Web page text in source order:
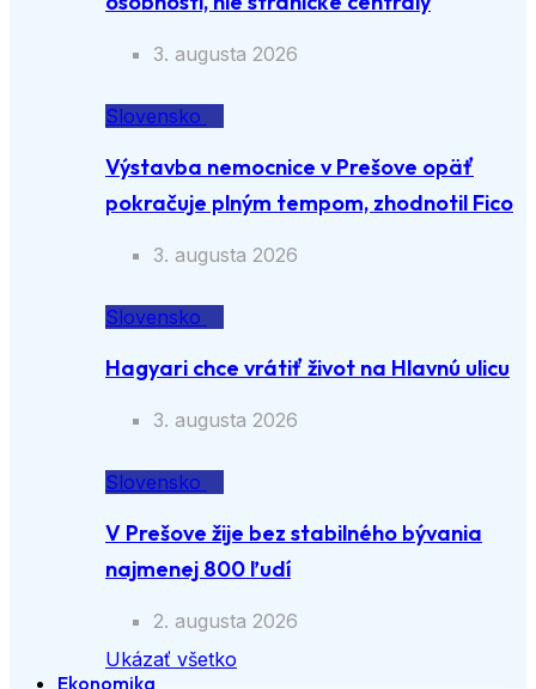
3. augusta 2026
Slovensko
Výstavba nemocnice v Prešove opäť
pokračuje plným tempom, zhodnotil Fico
3. augusta 2026
Slovensko
Hagyari chce vrátiť život na Hlavnú ulicu
3. augusta 2026
Slovensko
V Prešove žije bez stabilného bývania
najmenej 800 ľudí
2. augusta 2026
Ukázať všetko
Ekonomika